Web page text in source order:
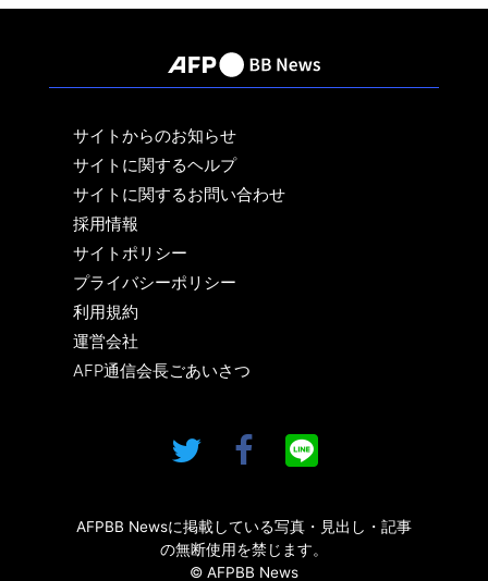
サイトからのお知らせ
サイトに関するヘルプ
サイトに関するお問い合わせ
採用情報
サイトポリシー
プライバシーポリシー
利用規約
運営会社
AFP通信会長ごあいさつ
AFPBB Newsに掲載している写真・見出し・記事
の無断使用を禁じます。
© AFPBB News